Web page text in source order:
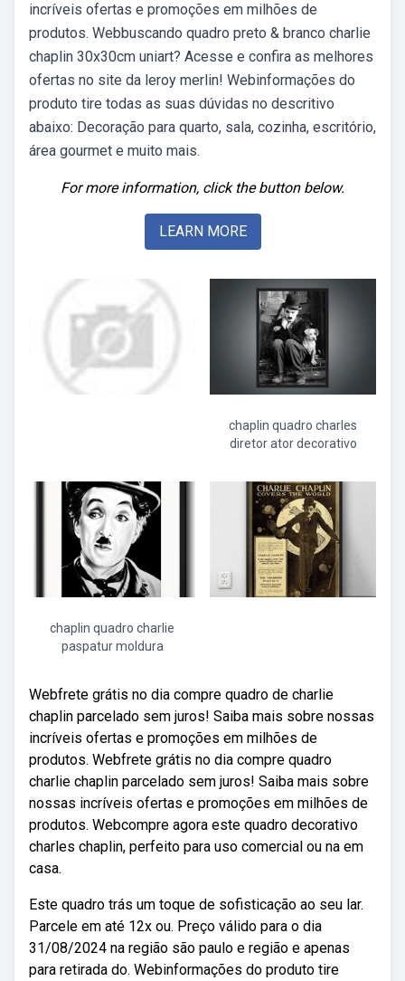
incríveis ofertas e promoções em milhões de
produtos. Webbuscando quadro preto & branco charlie
chaplin 30x30cm uniart? Acesse e confira as melhores
ofertas no site da leroy merlin! Webinformações do
produto tire todas as suas dúvidas no descritivo
abaixo: Decoração para quarto, sala, cozinha, escritório,
área gourmet e muito mais.
For more information, click the button below.
LEARN MORE
chaplin quadro charles
diretor ator decorativo
chaplin quadro charlie
paspatur moldura
Webfrete grátis no dia compre quadro de charlie
chaplin parcelado sem juros! Saiba mais sobre nossas
incríveis ofertas e promoções em milhões de
produtos. Webfrete grátis no dia compre quadro
charlie chaplin parcelado sem juros! Saiba mais sobre
nossas incríveis ofertas e promoções em milhões de
produtos. Webcompre agora este quadro decorativo
charles chaplin, perfeito para uso comercial ou na em
casa.
Este quadro trás um toque de sofisticação ao seu lar.
Parcele em até 12x ou. Preço válido para o dia
31/08/2024 na região são paulo e região e apenas
para retirada do. Webinformações do produto tire